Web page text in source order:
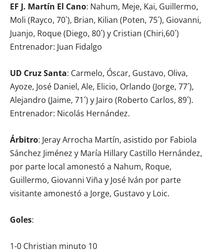
EF J. Martín El Cano: Nahum, Meje, Kai, Guillermo,
Moli (Rayco, 70`), Brian, Kilian (Poten, 75´), Giovanni,
Juanjo, Roque (Diego, 80´) y Cristian (Chiri,60´)
Entrenador: Juan Fidalgo
UD Cruz Santa: Carmelo, Óscar, Gustavo, Oliva,
Ayoze, José Daniel, Ale, Elicio, Orlando (Jorge, 77´),
Alejandro (Jaime, 71´) y Jairo (Roberto Carlos, 89´).
Entrenador: Nicolás Hernández.
Árbitro: Jeray Arrocha Martín, asistido por Fabiola
Sánchez Jiménez y María Hillary Castillo Hernández,
por parte local amonestó a Nahum, Roque,
Guillermo, Giovanni Viña y José Iván por parte
visitante amonestó a Jorge, Gustavo y Loic.
Goles:
1-0 Christian minuto 10